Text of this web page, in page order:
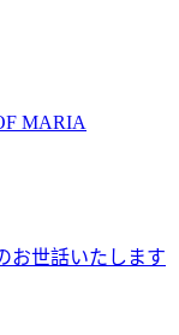
MARIA
お世話いたします